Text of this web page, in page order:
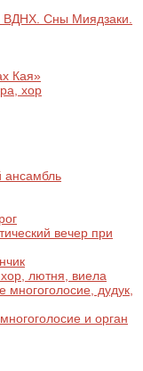
ВДНХ. Сны Миядзаки.
Кая»
хор
ансамбль
вечер при
лютня, виела
многоголосие, дудук,
и орган